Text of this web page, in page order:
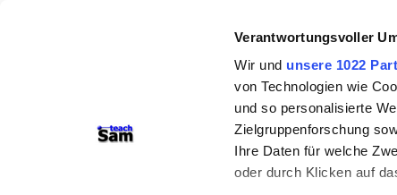
Verantwortungsvoller
Wir und unsere 1022
von Technologien wie
und so personalisierte
Zielgruppenforschung
Ihre Daten für welche
oder durch Klicken auf
teachSam- Arbeitsbereiche:
Deutsch- Geschichte
So navigiert man
Werbung
Sexualität und ihre Normen in